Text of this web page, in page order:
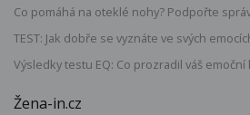
Co pomáhá na oteklé nohy? Podpořte
TEST: Jak dobře se vyznáte ve svých
Výsledky testu EQ: Co prozradil váš emoční
Žena-in.cz